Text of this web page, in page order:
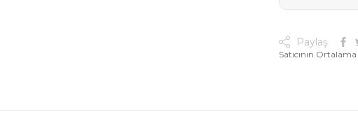
Paylaş
Satıcının